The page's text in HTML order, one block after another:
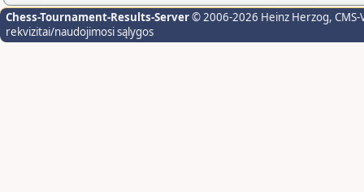
Chess-Tournament-Results-Server© 2006-2026 Heinz Herzog,
rekvizitai/naudojimosi sąlygos